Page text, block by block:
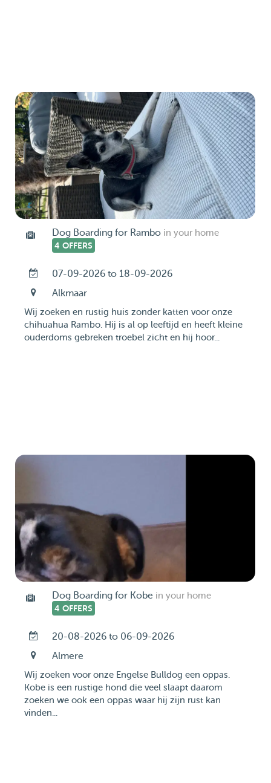
Dog Boarding for Rambo in your home
4 OFFERS
07-09-2026 to 18-09-2026
Alkmaar
Wij zoeken en rustig huis zonder katten voor onze
chihuahua Rambo. Hij is al op leeftijd en heeft kleine
ouderdoms gebreken troebel zicht en hij hoor...
Dog Boarding for Kobe in your home
4 OFFERS
20-08-2026 to 06-09-2026
Almere
Wij zoeken voor onze Engelse Bulldog een oppas.
Kobe is een rustige hond die veel slaapt daarom
zoeken we ook een oppas waar hij zijn rust kan
vinden...